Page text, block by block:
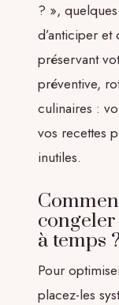
? »,
d’anticiper et
préservant
préventive,
culinaires :
vos recettes
inutiles.
à temps
Pour
placez-les